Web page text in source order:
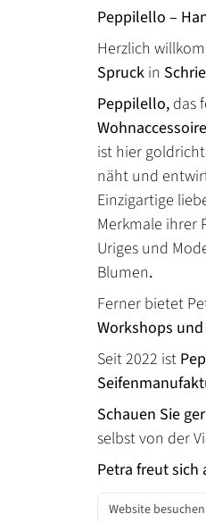
Peppilello –
Herzlich
Spruck in
Peppilello, das
ist hier
näht und
Einzigartige
Merkmale ihrer
Uriges und
Blumen.
Ferner bietet
Workshops
Seit 2022 ist
Schauen Sie
selbst von der
Petra freut sich
Website besuchen